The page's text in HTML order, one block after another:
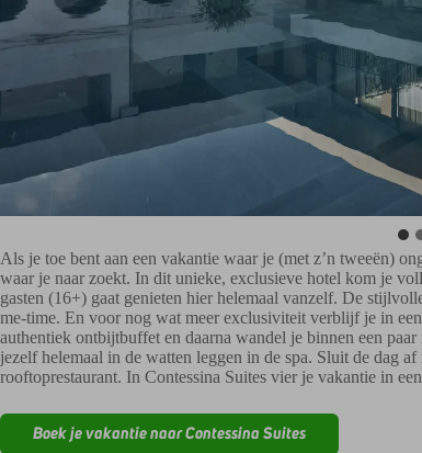
Als je toe bent aan een vakantie waar je (met z’n tweeën)
waar je naar zoekt. In dit unieke, exclusieve hotel kom je
gasten (16+) gaat genieten hier helemaal vanzelf. De
me-time. En voor nog wat meer exclusiviteit verblijf je in
authentiek ontbijtbuffet en daarna wandel je binnen een
jezelf helemaal in de watten leggen in de spa. Sluit de dag
rooftoprestaurant. In Contessina Suites vier je vakantie in
Boek je vakantie naar Contessina Suites